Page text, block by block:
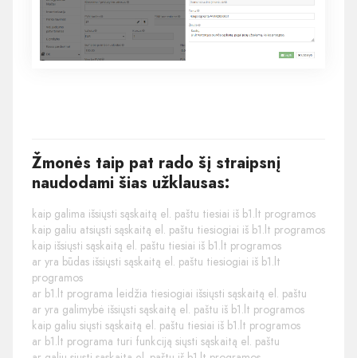
Žmonės taip pat rado šį straipsnį
naudodami šias užklausas:
kaip galima išsiųsti sąskaitą el. paštu tiesiai iš b1.lt programos
kaip galiu atsiųsti sąskaitą el. paštu tiesiogiai iš b1.lt programos
kaip išsiųsti sąskaitą el. paštu tiesiai iš b1.lt programos
ar yra būdas išsiųsti sąskaitą el. paštu tiesiogiai iš b1.lt
programos
ar b1.lt programa leidžia tiesiogiai išsiųsti sąskaitą el. paštu
ar yra galimybė išsiųsti sąskaitą el. paštu iš b1.lt programos
kaip galiu siųsti sąskaitą el. paštu tiesiai iš b1.lt programos
ar b1.lt programa turi funkciją siųsti sąskaitą el. paštu